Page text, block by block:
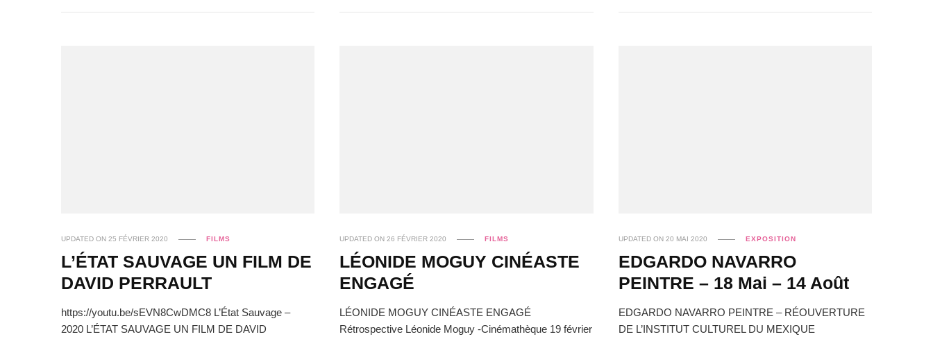
UPDATED ON 25 FÉVRIER 2020 FILMS
L’ÉTAT SAUVAGE UN FILM DE
DAVID PERRAULT
https://youtu.be/sEVN8CwDMC8 L’État Sauvage –
2020 L’ÉTAT SAUVAGE UN FILM DE DAVID
UPDATED ON26 FÉVRIER 2020 FILMS
LÉONIDE MOGUY CINÉASTE
ENGAGÉ
LÉONIDE MOGUY CINÉASTE ENGAGÉ
Rétrospective Léonide Moguy -Cinémathèque 19 février
UPDATED ON 20 MAI 2020 EXPOSITION
EDGARDO NAVARRO
PEINTRE – 18 Mai – 14 Août
EDGARDO NAVARRO PEINTRE – RÉOUVERTURE
DE L’INSTITUT CULTUREL DU MEXIQUE